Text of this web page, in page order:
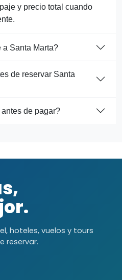
y precio total cuando
a Santa Marta?
de reservar Santa
de pagar?
hoteles, vuelos y tours
reservar.